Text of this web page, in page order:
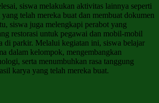
siswa melakukan aktivitas lainnya seperti
telah mereka buat dan membuat dokumen
siswa juga melengkapi perabot yang
restorasi untuk pegawai dan mobil-mobil
di parkir. Melalui kegiatan ini, siswa belajar
dalam kelompok, mengembangkan
serta menumbuhkan rasa tanggung
karya yang telah mereka buat.